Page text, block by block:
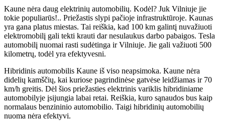
Kaune nėra daug elektrinių automobilių. Kodėl? Juk Vilniuje jie
tokie populiarūs!.. Priežastis slypi pačioje infrastruktūroje. Kaunas
yra gana platus miestas. Tai reiškia, kad 100 km galintį nuvažiuoti
elektromobilį gali tekti krauti dar nesulaukus darbo pabaigos. Tesla
automobilį nuomai rasti sudėtinga ir Vilniuje. Jie gali važiuoti 500
kilometrų, todėl yra efektyvesni.
Hibridinis automobilis Kaune iš viso neapsimoka. Kaune nėra
didelių kamščių, kai kuriose pagrindinėse gatvėse leidžiamas ir 70
km/h greitis. Dėl šios priežasties elektrinis variklis hibridiniame
automobilyje įsijungia labai retai. Reiškia, kuro sąnaudos bus kaip
normalaus benzininio automobilio. Taigi hibridinių automobilių
nuoma nėra efektyvi.